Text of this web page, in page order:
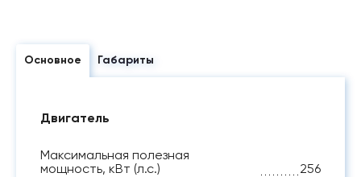
Основное Габариты
Двигатель
Максимальная полезная
мощность, кВт (л.с.)
256